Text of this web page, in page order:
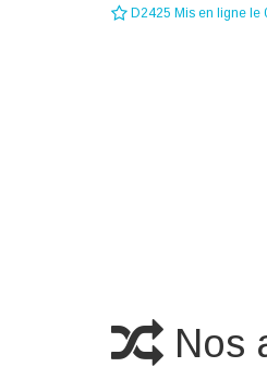
D2425 Mis en ligne le
Nos